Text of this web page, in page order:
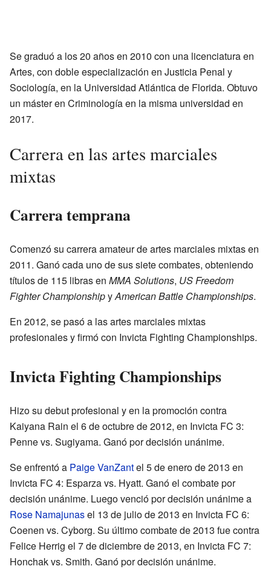
Se graduó a los 20 años en 2010 con una licenciatura en
Artes, con doble especialización en Justicia Penal y
Sociología, en la Universidad Atlántica de Florida. Obtuvo
un máster en Criminología en la misma universidad en
2017.
Carrera en las artes marciales
mixtas
Carrera temprana
Comenzó su carrera amateur de artes marciales mixtas en
2011. Ganó cada uno de sus siete combates, obteniendo
títulos de 115 libras en MMA Solutions, US Freedom
Fighter ChampionshipyAmerican Battle Championships.
En 2012, se pasó a las artes marciales mixtas
profesionales y firmó con Invicta Fighting Championships.
Invicta Fighting Championships
Hizo su debut profesional y en la promoción contra
Kaiyana Rain el 6 de octubre de 2012, en Invicta FC 3:
Penne vs. Sugiyama. Ganó por decisión unánime.
Se enfrentó a Paige VanZantel 5 de enero de 2013 en
Invicta FC 4: Esparza vs. Hyatt. Ganó el combate por
decisión unánime. Luego venció por decisión unánime a
Rose Namajunasel 13 de julio de 2013 en Invicta FC 6:
Coenen vs. Cyborg. Su último combate de 2013 fue contra
Felice Herrig el 7 de diciembre de 2013, en Invicta FC 7:
Honchak vs. Smith. Ganó por decisión unánime.